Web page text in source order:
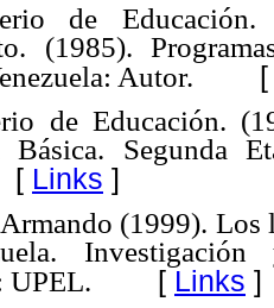
de
(1985).
Autor.
de Educación.
Básica. Segunda
Links ]
(1999). Los
UPEL. [ Links ]